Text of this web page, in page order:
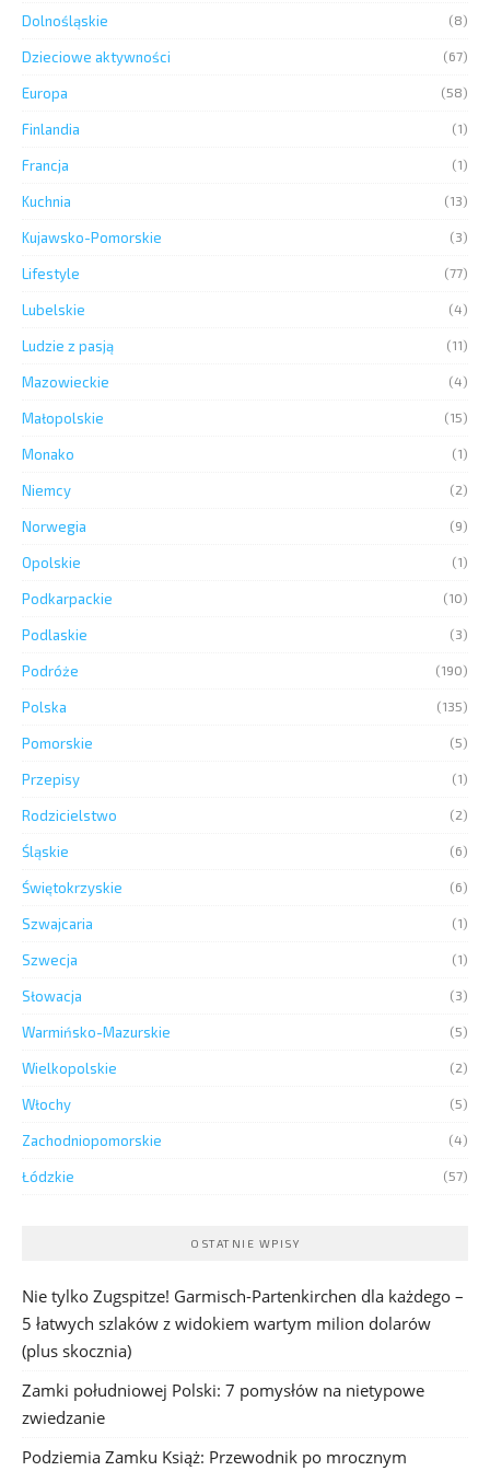
Dolnośląskie (8)
Dzieciowe aktywności (67)
Europa (58)
Finlandia (1)
Francja (1)
Kuchnia (13)
Kujawsko-Pomorskie (3)
Lifestyle (77)
Lubelskie (4)
Ludzie z pasją (11)
Mazowieckie (4)
Małopolskie (15)
Monako (1)
Niemcy (2)
Norwegia (9)
Opolskie (1)
Podkarpackie (10)
Podlaskie (3)
Podróże (190)
Polska (135)
Pomorskie (5)
Przepisy (1)
Rodzicielstwo (2)
Śląskie (6)
Świętokrzyskie (6)
Szwajcaria (1)
Szwecja (1)
Słowacja (3)
Warmińsko-Mazurskie (5)
Wielkopolskie (2)
Włochy (5)
Zachodniopomorskie (4)
Łódzkie (57)
OSTATNIE WPISY
Nie tylko Zugspitze! Garmisch-Partenkirchen dla każdego –
5 łatwych szlaków z widokiem wartym milion dolarów
(plus skocznia)
Zamki południowej Polski: 7 pomysłów na nietypowe
zwiedzanie
Podziemia Zamku Książ: Przewodnik po mrocznym